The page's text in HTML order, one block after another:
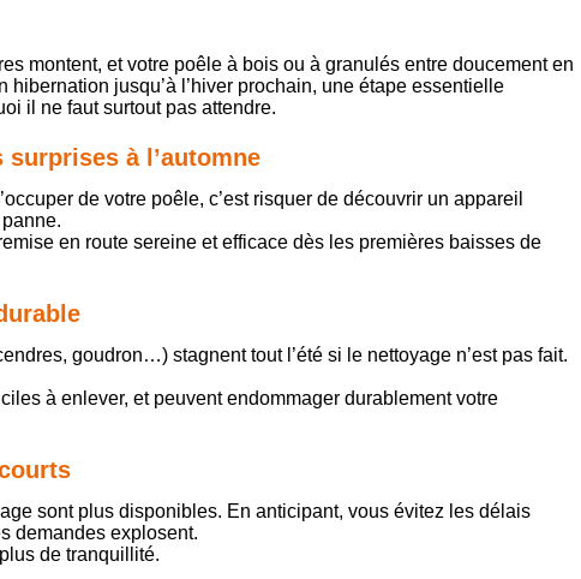
montent, et votre poêle à bois ou à granulés entre doucement en
jusqu’à l’hiver prochain, une étape essentielle
il ne faut surtout pas attendre.
à l’automne
de votre poêle, c’est risquer de découvrir un appareil
en route sereine et efficace dès les premières baisses de
goudron…) stagnent tout l’été si le nettoyage n’est pas fait.
à enlever, et peuvent endommager durablement votre
sont plus disponibles. En anticipant, vous évitez les délais
demandes explosent.
de tranquillité.